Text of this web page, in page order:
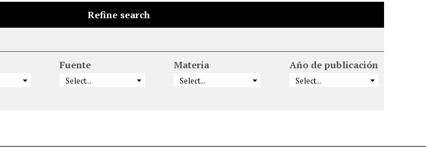
Refine search
Fuente Materia Año de publicación